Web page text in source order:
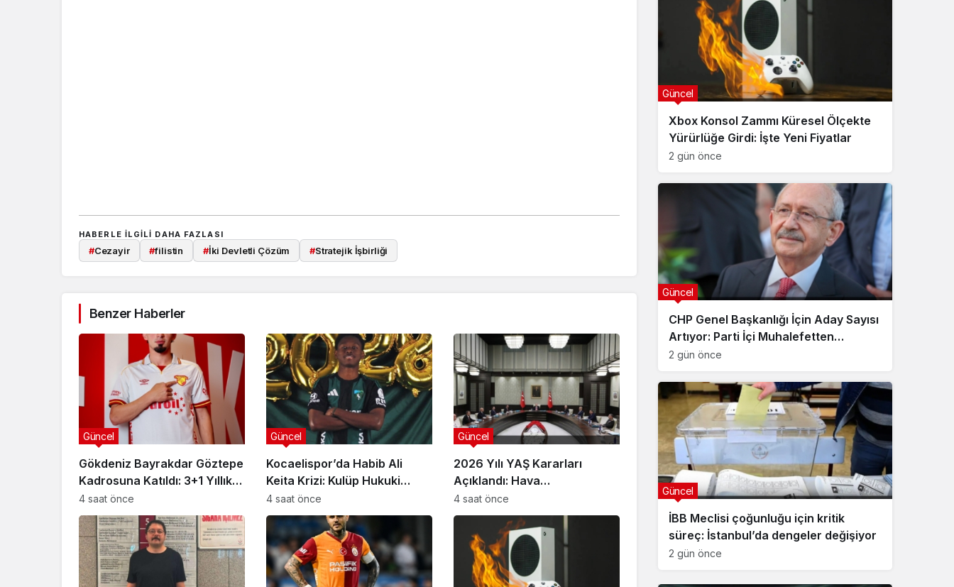
HABERLE ILGILI DAHA FAZLASI
#Cezayir #filistin #İki Devletli Çözüm #Stratejik İşbirliği
Benzer Haberler
Gökdeniz Bayrakdar Göztepe
Kadrosuna Katıldı: 3+1 Yıllık
Anlaşma
Güncel
4 saat önce
Kocaelispor’da Habib Ali
Keita Krizi: Kulüp Hukuki
Süreç Başlatıyor
Güncel
4 saat önce
2026 Yılı YAŞ Kararları
Açıklandı: Hava
Kuvvetlerinde Komuta
Değişimi
Güncel
4 saat önce
Xbox Konsol Zammı Küresel Ölçekte
Yürürlüğe Girdi: İşte Yeni Fiyatlar
2 gün önce
Güncel
CHP Genel Başkanlığı İçin Aday Sayısı
Artıyor: Parti İçi Muhalefetten
Deklarasyon Hazırlığı
2 gün önce
Güncel
İBB Meclisi çoğunluğu için kritik
süreç: İstanbul’da dengeler değişiyor
2 gün önce
Güncel